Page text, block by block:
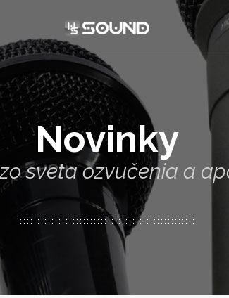
Novinky
sveta ozvučenia a